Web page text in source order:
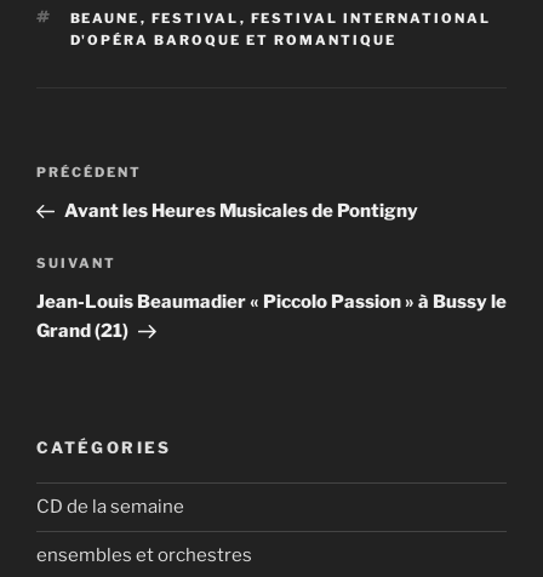
ÉTIQUETTES
BEAUNE , FESTIVAL , FESTIVAL INTERNATIONAL
D'OPÉRA BAROQUE ET ROMANTIQUE
Navigation
l’article
Article
précédent
PRÉCÉDENT
Avant les Heures Musicales de Pontigny
Article
suivant
SUIVANT
Jean-Louis Beaumadier « Piccolo Passion » à Bussy le
Grand (21)
CATÉGORIES
CD de la semaine
ensembles et orchestres